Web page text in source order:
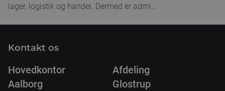
lager, logistik og handel. Dermed er admi...
Kontakt os
Hovedkontor
Aalborg
Afdeling
Glostrup